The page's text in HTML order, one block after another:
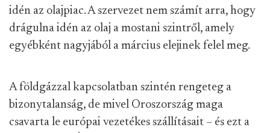
idén az olajpiac. A szervezet nem számít arra, hogy
drágulna idén az olaj a mostani szintről, amely
egyébként nagyjából a március elejinek felel meg.
A földgázzal kapcsolatban szintén rengeteg a
bizonytalanság, de mivel Oroszország maga
csavarta le európai vezetékes szállításait – és ezt a